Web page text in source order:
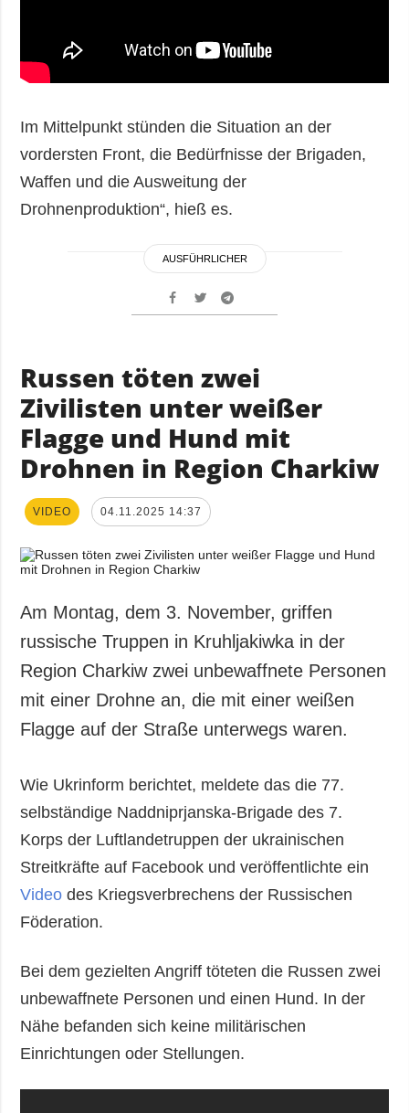
Im Mittelpunkt stünden die Situation an der
vordersten Front, die Bedürfnisse der Brigaden,
Waffen und die Ausweitung der
Drohnenproduktion“, hieß es.
AUSFÜHRLICHER
Russen töten zwei
Zivilisten unter weißer
Flagge und Hund mit
Drohnen in Region Charkiw
VIDEO 04.11.2025 14:37
Am Montag, dem 3. November, griffen
russische Truppen in Kruhljakiwka in der
Region Charkiw zwei unbewaffnete Personen
mit einer Drohne an, die mit einer weißen
Flagge auf der Straße unterwegs waren.
Wie Ukrinform berichtet, meldete das die 77.
selbständige Naddniprjanska-Brigade des 7.
Korps der Luftlandetruppen der ukrainischen
Streitkräfte auf Facebook und veröffentlichte ein
Video des Kriegsverbrechens der Russischen
Föderation.
Bei dem gezielten Angriff töteten die Russen zwei
unbewaffnete Personen und einen Hund. In der
Nähe befanden sich keine militärischen
Einrichtungen oder Stellungen.